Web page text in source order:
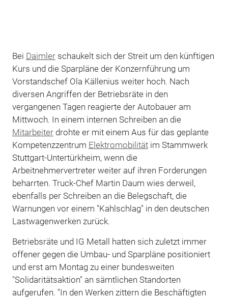
Bei Daimlerschaukelt sich der Streit um den künftigen
Kurs und die Sparpläne der Konzernführung um
Vorstandschef Ola Källenius weiter hoch. Nach
diversen Angriffen der Betriebsräte in den
vergangenen Tagen reagierte der Autobauer am
Mittwoch. In einem internen Schreiben an die
Mitarbeiterdrohte er mit einem Aus für das geplante
Kompetenzzentrum Elektromobilitätim Stammwerk
Stuttgart-Untertürkheim, wenn die
Arbeitnehmervertreter weiter auf ihren Forderungen
beharrten. Truck-Chef Martin Daum wies derweil,
ebenfalls per Schreiben an die Belegschaft, die
Warnungen vor einem "Kahlschlag" in den deutschen
Lastwagenwerken zurück.
Betriebsräte und IG Metall hatten sich zuletzt immer
offener gegen die Umbau- und Sparpläne positioniert
und erst am Montag zu einer bundesweiten
"Solidaritätsaktion" an sämtlichen Standorten
aufgerufen. "In den Werken zittern die Beschäftigten